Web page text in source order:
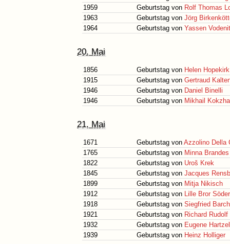
1959
Geburtstag von Rolf Thomas
1963
Geburtstag von Jörg
1964
Geburtstag von Yassen
20. Mai
1856 Geburtstag von Helen Hopekirk
1915
Geburtstag von Gertraud
1946
Geburtstag von Daniel Binelli
1946
Geburtstag von Mikhail
21. Mai
1671 Geburtstag von Azzolino Della
1765
Geburtstag von Minna Brandes
1822
Geburtstag von Uroš Krek
1845
Geburtstag von Jacques
1899
Geburtstag von Mitja Nikisch
1912
Geburtstag von Lille Bror
1918
Geburtstag von Siegfried
1921
Geburtstag von Richard Rudolf
1932
Geburtstag von Eugene
1939
Geburtstag von Heinz Holliger